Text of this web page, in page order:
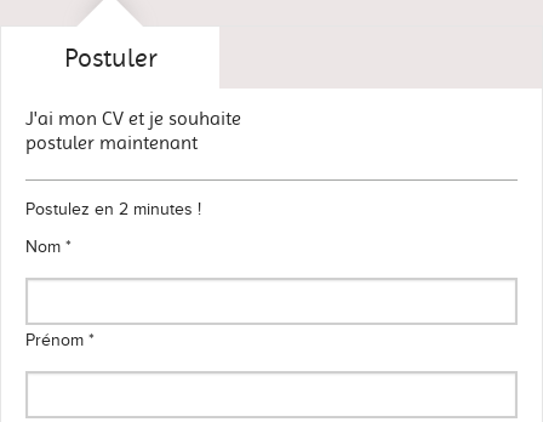
Postuler
J'ai mon CV et je souhaite
postuler maintenant
Postulez en 2 minutes !
Nom *
Prénom *